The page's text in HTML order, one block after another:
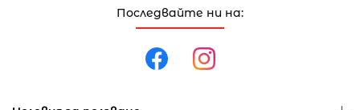
Последвайте ни на: